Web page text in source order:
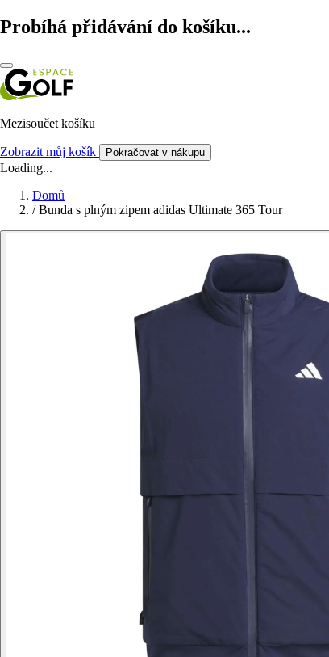
Probíhá přidávání do košíku...
Mezisoučet košíku
Zobrazit můj košík Pokračovat v nákupu
Loading...
Domů
/ Bunda s plným zipem adidas Ultimate 365 Tour